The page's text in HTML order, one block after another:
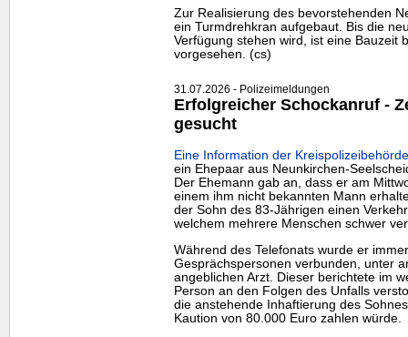
Zur Realisierung des bevorstehenden
ein Turmdrehkran aufgebaut. Bis die
Verfügung stehen wird, ist eine Bauzeit
vorgesehen. (cs)
31.07.2026 - Polizeimeldungen
Erfolgreicher Schockanruf -
gesucht
Eine Information der
ein Ehepaar aus Neunkirchen-
Der Ehemann gab an, dass er am
einem ihm nicht bekannten Mann
der Sohn des 83-Jährigen einen
welchem mehrere Menschen schwer
Während des Telefonats wurde er
Gesprächspersonen verbunden, unter
angeblichen Arzt. Dieser berichtete im
Person an den Folgen des Unfalls
die anstehende Inhaftierung des
Kaution von 80.000 Euro zahlen würde.